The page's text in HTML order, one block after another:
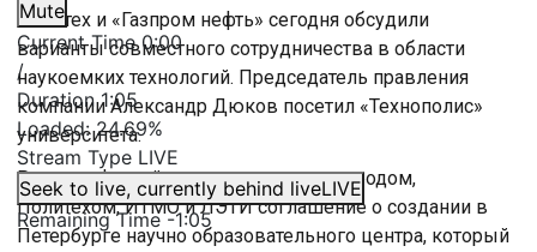
Mute
Current Time0:00
/
Duration1:05
Loaded:24.69%
Stream Type LIVE
Seek to live, currently behind liveLIVE
Remaining Time-1:05
Политех и «Газпром нефть» сегодня обсудили
варианты совместного сотрудничества в области
наукоемких технологий. Председатель правления
компании Александр Дюков посетил «Технополис»
университета.
Ранее нефтяной гигант заключил с городом,
Политехом, ИТМО и ЛЭТИ соглашение о создании в
Петербурге научно образовательного центра, который